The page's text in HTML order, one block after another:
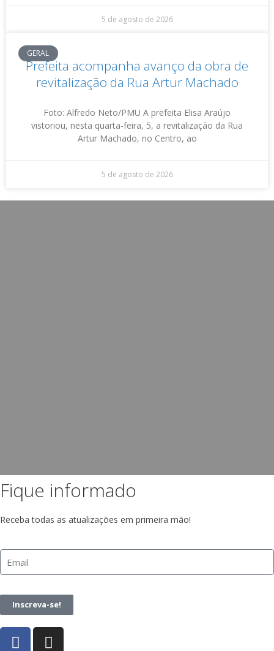
5 de agosto de 2026
GERAL
Prefeita acompanha avanço da obra de
revitalização da Rua Artur Machado
Foto: Alfredo Neto/PMU A prefeita Elisa Araújo
vistoriou, nesta quarta-feira, 5, a revitalização da Rua
Artur Machado, no Centro, ao
5 de agosto de 2026
Fique informado
Receba todas as atualizações em primeira mão!
Inscreva-se!